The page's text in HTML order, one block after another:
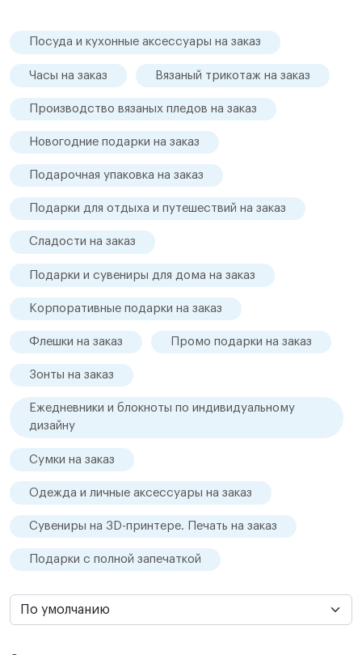
Посуда и кухонные аксессуары на заказ
Часы на заказ Вязаный трикотаж на заказ
Производство вязаных пледов на заказ
Новогодние подарки на заказ
Подарочная упаковка на заказ
Подарки для отдыха и путешествий на заказ
Сладости на заказ
Подарки и сувениры для дома на заказ
Корпоративные подарки на заказ
Флешки на заказ Промо подарки на заказ
Зонты на заказ
Ежедневники и блокноты по индивидуальному
дизайну
Сумки на заказ
Одежда и личные аксессуары на заказ
Сувениры на 3D-принтере. Печать на заказ
Подарки с полной запечаткой